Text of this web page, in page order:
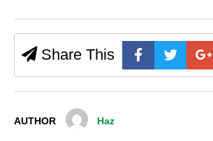
Share This
AUTHOR Haz